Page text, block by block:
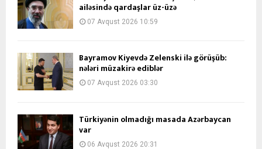
ailəsində qardaşlar üz-üzə
07 Avqust 2026 10:59
Bayramov Kiyevdə Zelenski ilə görüşüb:
nələri müzakirə ediblər
07 Avqust 2026 03:30
Türkiyənin olmadığı masada Azərbaycan
var
06 Avqust 2026 20:31